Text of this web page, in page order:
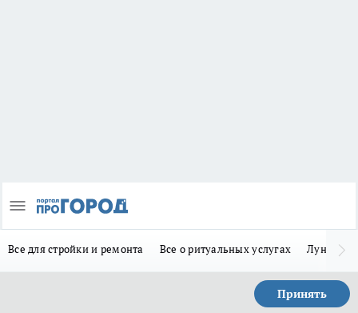
Все для стройки и ремонта Все о ритуальных услугах Лунно-
Принять